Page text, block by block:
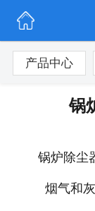
产品中心
锅
锅炉除尘
烟气和